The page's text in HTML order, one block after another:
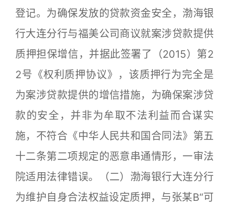
登记。为确保发放的贷款资金安全，渤海银
行大连分行与福美公司商议就案涉贷款提供
质押担保增信，并据此签署了（2015）第2
2号《权利质押协议》，该质押行为完全是
为案涉贷款提供的增信措施，为确保案涉贷
款的安全，并非为牟取不法利益而合谋实
施，不符合《中华人民共和国合同法》第五
十二条第二项规定的恶意串通情形，一审法
院适用法律错误。（二）渤海银行大连分行
为维护自身合法权益设定质押，与张某B“可